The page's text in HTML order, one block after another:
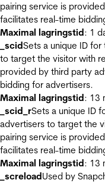
pairing service is
facilitates real-time
Maximal lagringstid: 1
_scidSets a unique ID
to target the visitor with
provided by third party
bidding for advertisers.
Maximal lagringstid: 13
_scid_rSets a unique ID
advertisers to target the
pairing service is
facilitates real-time
Maximal lagringstid: 13
_screloadUsed by